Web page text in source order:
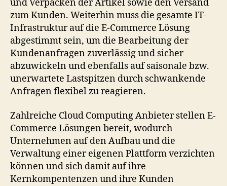
und Verpacken der Artikel sowie den Versand
zum Kunden. Weiterhin muss die gesamte IT-
Infrastruktur auf die E-Commerce Lösung
abgestimmt sein, um die Bearbeitung der
Kundenanfragen zuverlässig und sicher
abzuwickeln und ebenfalls auf saisonale bzw.
unerwartete Lastspitzen durch schwankende
Anfragen flexibel zu reagieren.
Zahlreiche Cloud Computing Anbieter stellen E-
Commerce Lösungen bereit, wodurch
Unternehmen auf den Aufbau und die
Verwaltung einer eigenen Plattform verzichten
können und sich damit auf ihre
Kernkompentenzen und ihre Kunden